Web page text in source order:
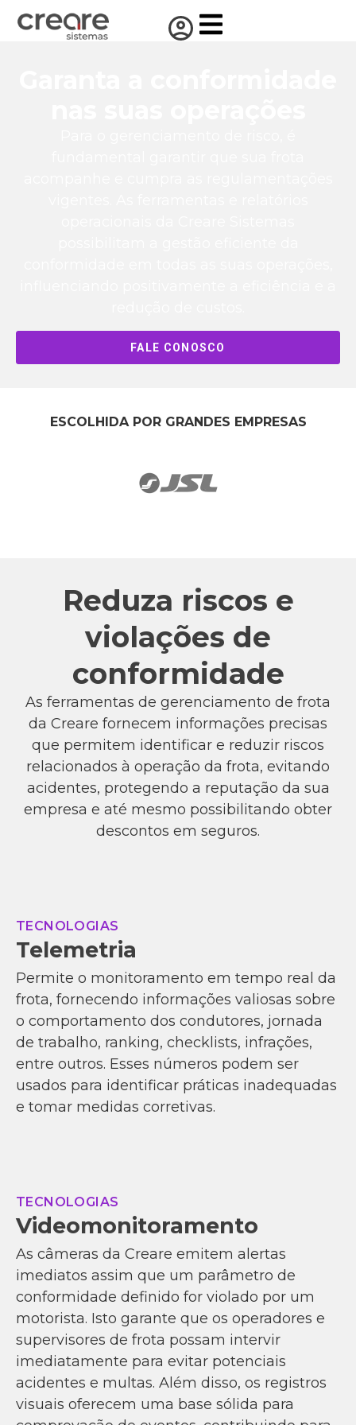
FALE CONOSCO
ESCOLHIDA POR GRANDES EMPRESAS
Reduza riscos e
violações de
conformidade
As ferramentas de gerenciamento de frota
da Creare fornecem informações precisas
que permitem identificar e reduzir riscos
relacionados à operação da frota, evitando
acidentes, protegendo a reputação da sua
empresa e até mesmo possibilitando obter
descontos em seguros.
TECNOLOGIAS
Telemetria
Permite o monitoramento em tempo real da
frota, fornecendo informações valiosas sobre
o comportamento dos condutores, jornada
de trabalho, ranking, checklists, infrações,
entre outros. Esses números podem ser
usados para identificar práticas inadequadas
e tomar medidas corretivas.
TECNOLOGIAS
Videomonitoramento
As câmeras da Creare emitem alertas
imediatos assim que um parâmetro de
conformidade definido for violado por um
motorista. Isto garante que os operadores e
supervisores de frota possam intervir
imediatamente para evitar potenciais
acidentes e multas. Além disso, os registros
visuais oferecem uma base sólida para